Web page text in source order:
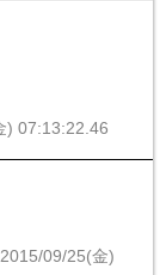
) 07:13:22.46
2015/09/25(金)